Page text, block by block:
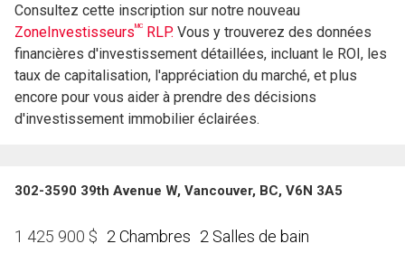
Consultez cette inscription sur notre nouveau
ZoneInvestisseursMC RLP. Vous y trouverez des données
financières d'investissement détaillées, incluant le ROI, les
taux de capitalisation, l'appréciation du marché, et plus
encore pour vous aider à prendre des décisions
d'investissement immobilier éclairées.
302-3590 39th Avenue W, Vancouver, BC, V6N 3A5
1 425 900 $ 2 Chambres 2 Salles de bain